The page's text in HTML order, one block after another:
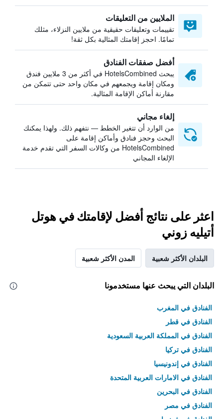
الملايين من التعليقات
تقييمات وتعليقات حقيقية من ملايين النزلاء، مثلك
تمامًا. احجز إقامتك المثالية بكل ثقة!
أفضل صفقات الفنادق
يبحث HotelsCombined في أكثر من 3 ملايين فندق
ومكان إقامة ويجمعهم في مكان واحد حتى تتمكن من
مقارنة أماكن الإقامة المثالية.
إلغاء مجاني
من الوارد أن تتغير الخطط — نتفهم ذلك. ولهذا يمكنك
البحث وحجز فنادق وأماكن إقامة على
HotelsCombined من وكالات السفر التي تقدم خدمة
الإلغاء المجاني
اعثر على نتائج أفضل لإقامتك في هوتل
أتيليه زوني
البلدان الأكثر شعبية المدن الأكثر شعبية
البلدان التي يبحث عنها مستخدمونا
الفنادق في المغرب
الفنادق في قطر
الفنادق في المملكة العربية السعودية
الفنادق في تركيا
الفنادق في إندونيسيا
الفنادق في الامارات العربية المتحدة
الفنادق في البحرين
الفنادق في مصر